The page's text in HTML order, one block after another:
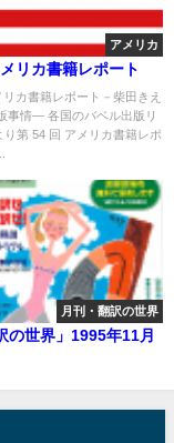
アメリカ
リカ書籍レポート
カ書籍レポート－柴田きえ
事情― 各国のバベル出版リ
り第 54 回 アメリカ書籍レポ
月刊・翻訳の世界
の世界」1995年11月